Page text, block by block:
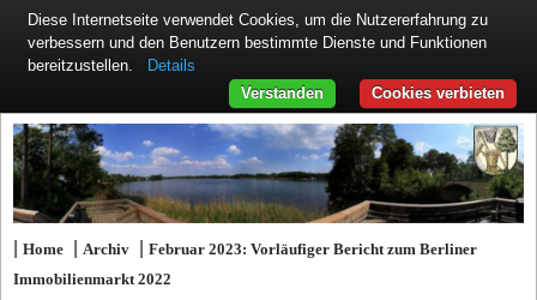
|Home |Archiv |Februar 2023: Vorläufiger Bericht zum Berliner
Immobilienmarkt 2022
Diese Internetseite verwendet Cookies, um die Nutzererfahrung zu
verbessern und den Benutzern bestimmte Dienste und Funktionen
bereitzustellen.
Details
Cookies verbieten
Verstanden